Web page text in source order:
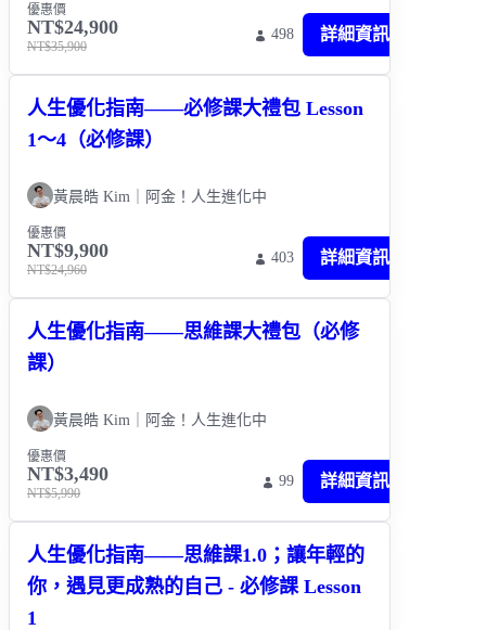
優惠價
NT$24,900
NT$35,900
498 詳細資訊
人生優化指南——必修課大禮包 Lesson
1～4（必修課）
黃晨皓 Kim｜阿金！人生進化中
優惠價
NT$9,900
NT$24,960
403 詳細資訊
人生優化指南——思維課大禮包（必修
課）
黃晨皓 Kim｜阿金！人生進化中
優惠價
NT$3,490
NT$5,990
99 詳細資訊
人生優化指南——思維課1.0；讓年輕的
你，遇見更成熟的自己 - 必修課 Lesson
1